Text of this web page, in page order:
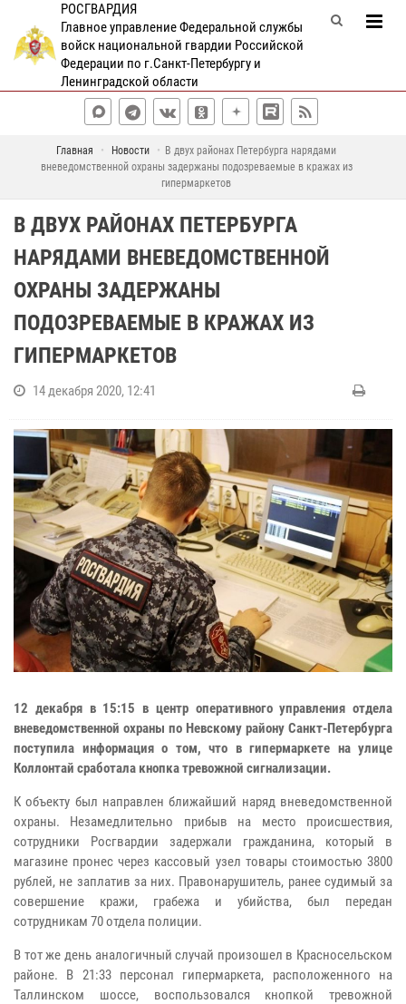
РОСГВАРДИЯ
Главное управление Федеральной службы
войск национальной гвардии Российской
Федерации по г.Санкт-Петербургу и
Ленинградской области
Главная Новости
В двух районах Петербурга нарядами
вневедомственной охраны задержаны подозреваемые в кражах из
гипермаркетов
В ДВУХ РАЙОНАХ ПЕТЕРБУРГА
НАРЯДАМИ ВНЕВЕДОМСТВЕННОЙ
ОХРАНЫ ЗАДЕРЖАНЫ
ПОДОЗРЕВАЕМЫЕ В КРАЖАХ ИЗ
ГИПЕРМАРКЕТОВ
14 декабря 2020, 12:41
12 декабря в 15:15 в центр оперативного управления отдела
вневедомственной охраны по Невскому району Санкт-Петербурга
поступила информация о том, что в гипермаркете на улице
Коллонтай сработала кнопка тревожной сигнализации.
К объекту был направлен ближайший наряд вневедомственной
охраны. Незамедлительно прибыв на место происшествия,
сотрудники Росгвардии задержали гражданина, который в
магазине пронес через кассовый узел товары стоимостью 3800
рублей, не заплатив за них. Правонарушитель, ранее судимый за
совершение кражи, грабежа и убийства, был передан
сотрудникам 70 отдела полиции.
В тот же день аналогичный случай произошел в Красносельском
районе. В 21:33 персонал гипермаркета, расположенного на
Таллинском шоссе, воспользовался кнопкой тревожной